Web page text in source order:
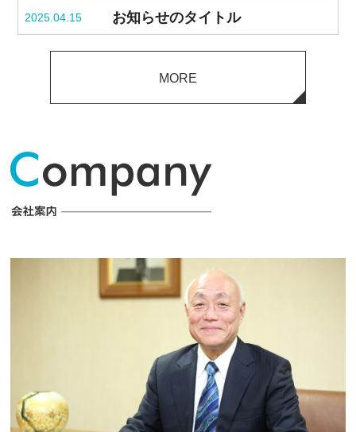
2025.04.15 お知らせのタイトル
2025.04.15 お知らせのタイトル
2025.04.15 お知らせのタイトル
2025.04.15 お知らせのタイトル
MORE